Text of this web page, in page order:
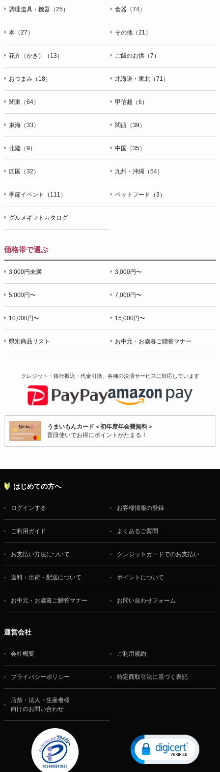
調理道具・機器（25） 食器（74）
本（27） その他（21）
花卉（かき）（13） ご飯のお供（7）
おつまみ（18） 北海道・東北（71）
関東（64） 甲信越（6）
東海（33） 関西（39）
北陸（9） 中国（35）
四国（32） 九州・沖縄（54）
季節イベント（111） ペットフード（3）
グルメギフトカタログ
価格帯で選ぶ
3,000円未満 3,000円〜
5,000円〜 7,000円〜
10,000円〜 15,000円〜
県別商品リスト お中元・お歳暮ご贈答マナー
クレジット・銀行振込・代金引換、各種の決済サービスに対応しています
うまいもんカード＜初年度年会費無料＞
普段使いでお得にポイントがたまる！
はじめての方へ
ログインする お客様情報の登録
ご利用ガイド よくあるご質問
お支払い方法について クレジットカードでのお支払い
送料・出荷・配送について ポイントについて
お中元・お歳暮ご贈答マナー お問い合わせフォーム
運営会社
会社概要 ご利用規約
プライバシーポリシー 特定商取引法に基づく表記
店舗・法人・生産者様
向けのお問い合わせ